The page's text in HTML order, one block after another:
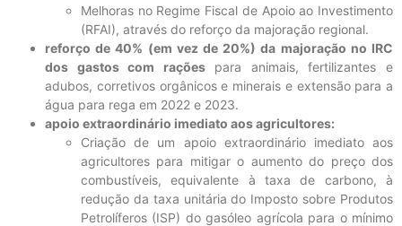
Melhoras no Regime Fiscal de Apoio ao Investimento
(RFAI), através do reforço da majoração regional.
reforço de 40% (em vez de 20%) da majoração no IRC
dos gastos com rações para animais, fertilizantes e
adubos, corretivos orgânicos e minerais e extensão para a
água para rega em 2022 e 2023.
apoio extraordinário imediato aos agricultores:
Criação de um apoio extraordinário imediato aos
agricultores para mitigar o aumento do preço dos
combustíveis, equivalente à taxa de carbono, à
redução da taxa unitária do Imposto sobre Produtos
Petrolíferos (ISP) do gasóleo agrícola para o mínimo